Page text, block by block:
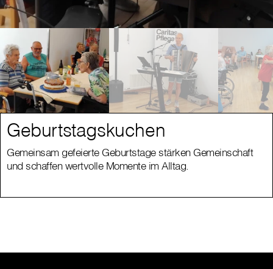
Geburtstagskuchen
Gemeinsam gefeierte Geburtstage stärken Gemeinschaft
und schaffen wertvolle Momente im Alltag.